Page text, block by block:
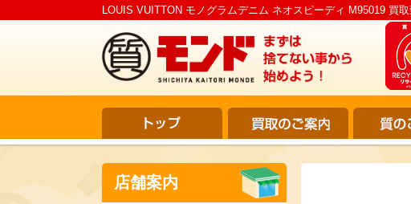
LOUIS VUITTON モノグラムデニム ネオスピーディ M95019 買
店舗案内